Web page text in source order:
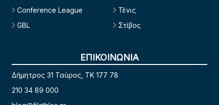
Conference League
GBL
Τένις
Στίβος
ΕΠΙΚΟΙΝΩΝΙΑ
Δήμητρος 31 Ταύρος, TK 177 78
210 34 89 000